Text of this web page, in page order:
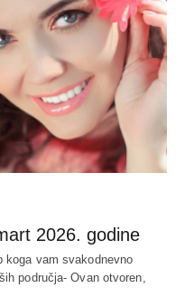
2026. godine
koga vam svakodnevno
područja- Ovan otvoren,